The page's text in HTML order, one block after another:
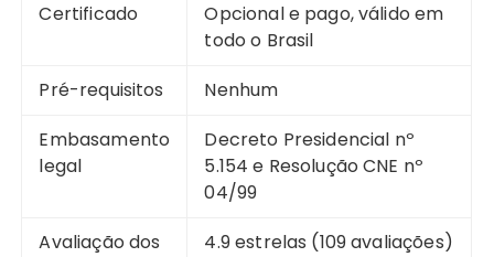
Certificado
Opcional e pago, válido em
todo o Brasil
Pré-requisitos
Nenhum
Embasamento
legal
Decreto Presidencial nº
5.154 e Resolução CNE nº
04/99
Avaliação dos
4.9 estrelas (109 avaliações)